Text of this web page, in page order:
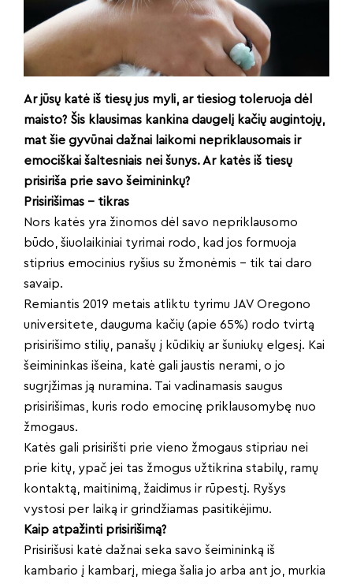
Ar jūsų katė iš tiesų jus myli, ar tiesiog toleruoja dėl
maisto? Šis klausimas kankina daugelį kačių augintojų,
mat šie gyvūnai dažnai laikomi nepriklausomais ir
emociškai šaltesniais nei šunys. Ar katės iš tiesų
prisiriša prie savo šeimininkų?
Prisirišimas – tikras
Nors katės yra žinomos dėl savo nepriklausomo
būdo, šiuolaikiniai tyrimai rodo, kad jos formuoja
stiprius emocinius ryšius su žmonėmis – tik tai daro
savaip.
Remiantis 2019 metais atliktu tyrimu JAV Oregono
universitete, dauguma kačių (apie 65%) rodo tvirtą
prisirišimo stilių, panašų į kūdikių ar šuniukų elgesį. Kai
šeimininkas išeina, katė gali jaustis nerami, o jo
sugrįžimas ją nuramina. Tai vadinamasis saugus
prisirišimas, kuris rodo emocinę priklausomybę nuo
žmogaus.
Katės gali prisirišti prie vieno žmogaus stipriau nei
prie kitų, ypač jei tas žmogus užtikrina stabilų, ramų
kontaktą, maitinimą, žaidimus ir rūpestį. Ryšys
vystosi per laiką ir grindžiamas pasitikėjimu.
Kaip atpažinti prisirišimą?
Prisirišusi katė dažnai seka savo šeimininką iš
kambario į kambarį, miega šalia jo arba ant jo, murkia